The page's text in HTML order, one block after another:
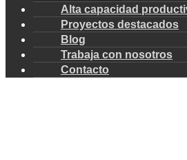
Alta capacidad
Proyectos destacados
Blog
Trabaja con nosotros
Contacto